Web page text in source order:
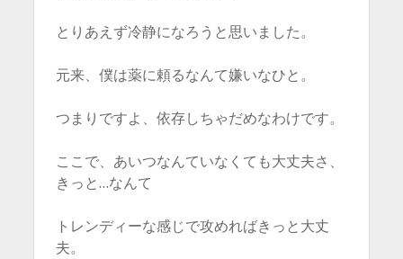
とりあえず冷静になろうと思いました。
元来、僕は薬に頼るなんて嫌いなひと。
つまりですよ、依存しちゃだめなわけです。
ここで、あいつなんていなくても大丈夫さ、
きっと…なんて
トレンディーな感じで攻めればきっと大丈
夫。